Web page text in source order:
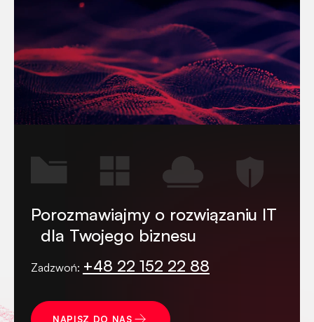
Porozmawiajmy o rozwiązaniu IT
dla Twojego biznesu
Zadzwoń: +48 22 152 22 88
NAPISZ DO NAS